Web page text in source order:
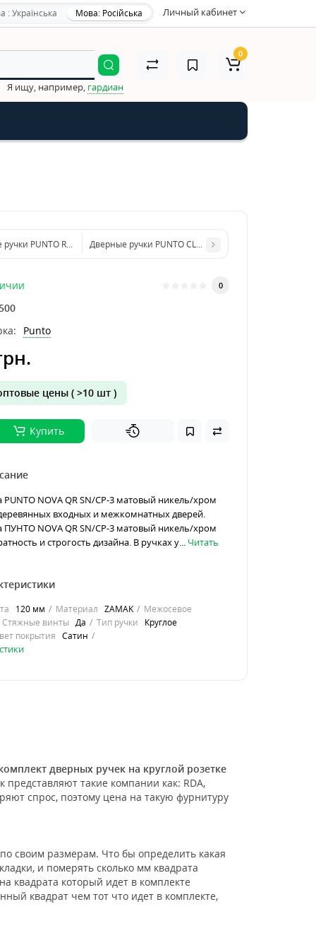
Личный кабинет
: Українська Мова: Російська
Я ищу, например, гардиан
0
PUNTO RUMBA TL ABДверные ручки PUNTO CLASSIC SN CP-3
0
Punto
цены ( >10 шт )
Купить
NOVA QR SN/CP-3 матовый никель/хром
входных и межкомнатных дверей.
ПУНТО NOVA QR SN/CP-3 матовый никель/хром
и строгость дизайна. В ручках у... Читать
120 мм Материал ZAMAK
Межосевое
Стяжные винты Да Тип ручки
Круглое
покрытия Сатин
дверных ручек на круглой розетке
такие компании как: RDA,
спрос, поэтому цена на такую фурнитуру
своим размерам. Что бы определить какая
и померять сколько мм квадрата
квадрата который идет в комплекте
квадрат чем тот что идет в комплекте,